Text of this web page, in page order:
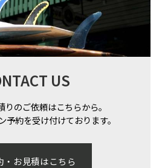
US
りのご依頼はこちらから。
予約を受け付けております。
・お見積はこちら